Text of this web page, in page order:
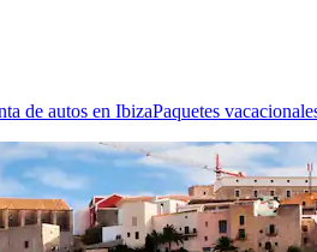
de autos en IbizaPaquetes